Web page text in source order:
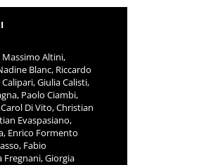
Massimo Altini,
Blanc, Riccardo
Giulia Calisti,
Paolo Ciambi,
Di Vito, Christian
Evaspasiano,
Enrico Formento
Fabio
Fregnani, Giorgia